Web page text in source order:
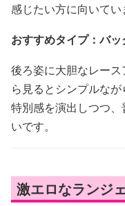
感じたい方に向いてい
おすすめタイプ：バ
後ろ姿に大胆なレー
ら見るとシンプルなが
特別感を演出しつつ
いです。
激エロなランジ